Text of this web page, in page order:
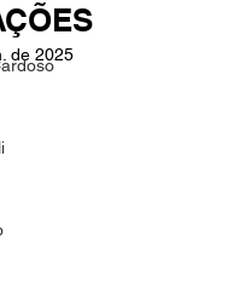
de 2025